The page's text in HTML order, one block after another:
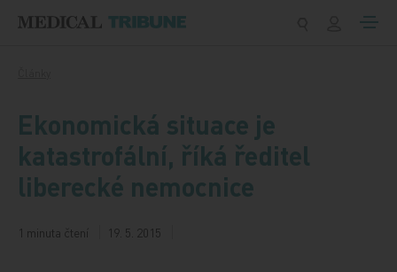
Ekonomická situace je
katastrofální, říká ředitel
liberecké nemocnice
1 minuta čtení 19. 5. 2015